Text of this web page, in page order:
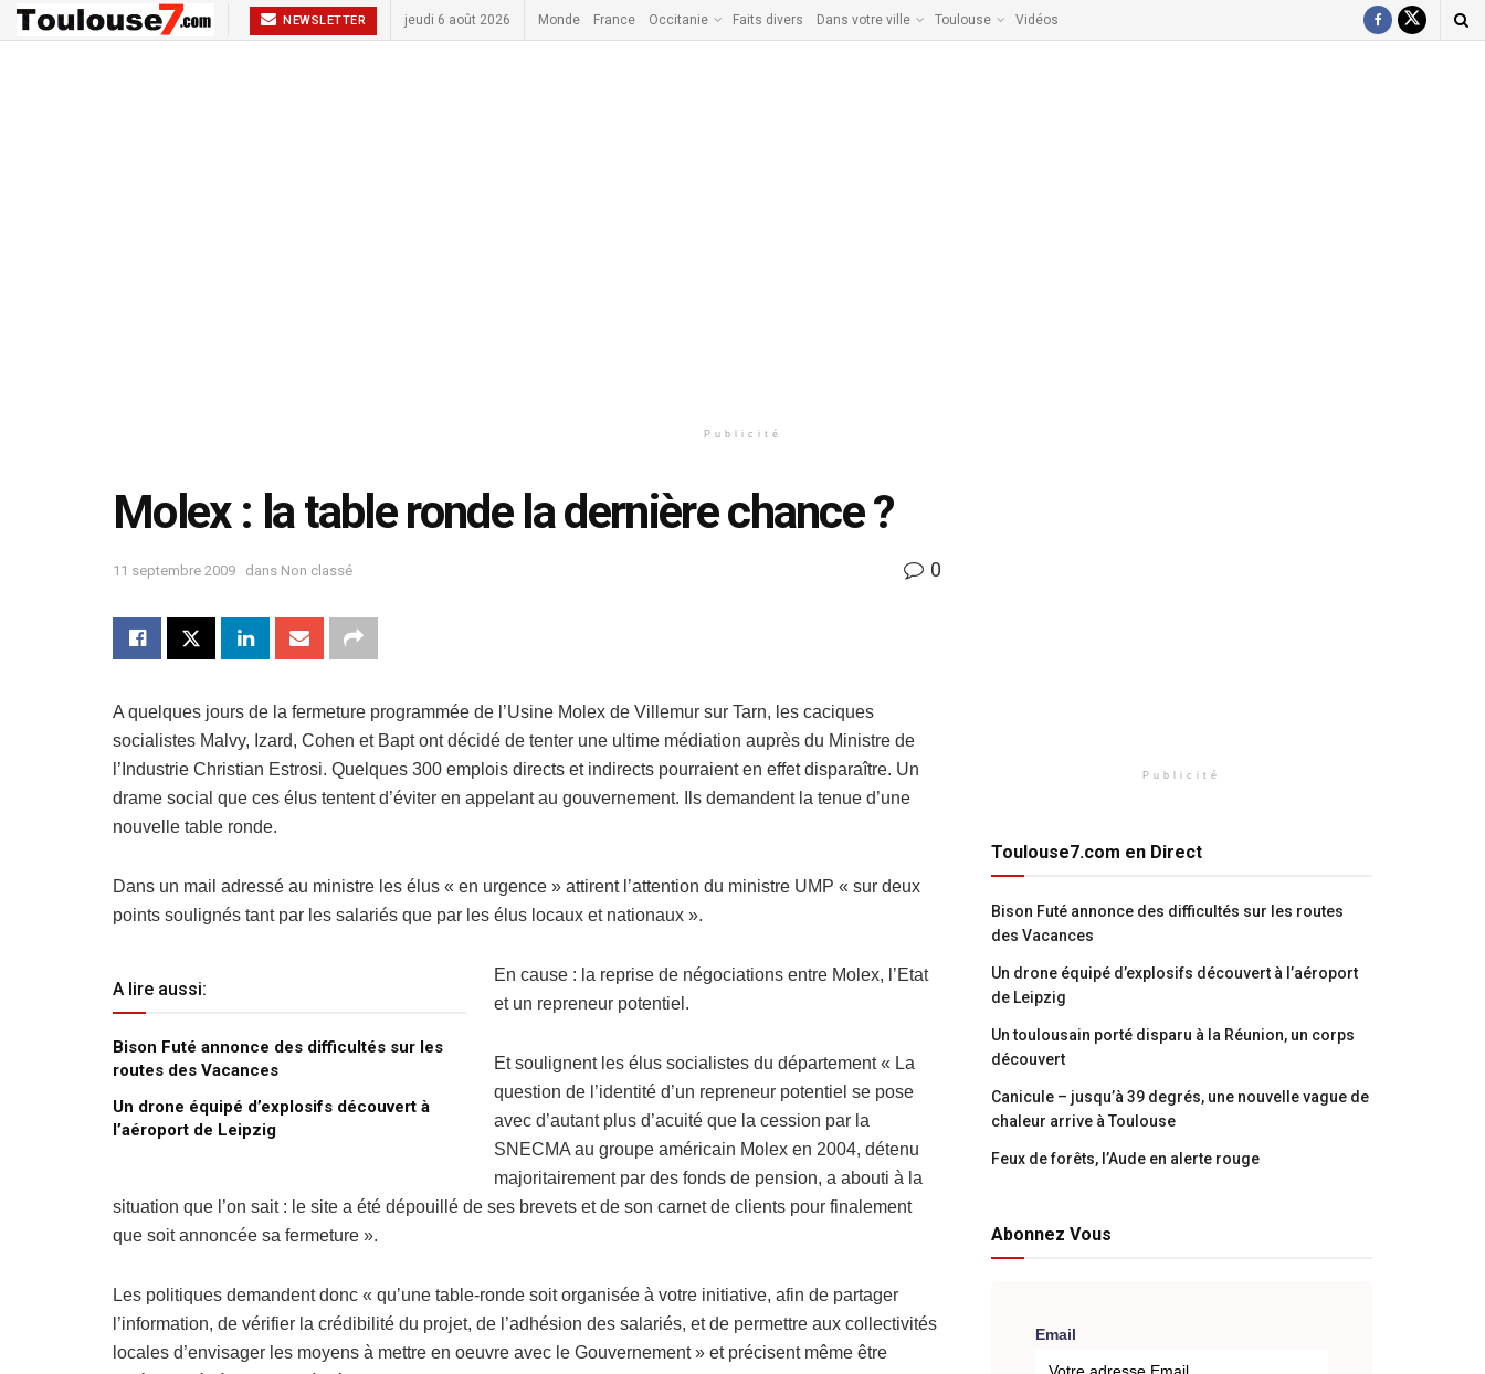
NEWSLETTER jeudi 6 août 2026 Monde France Occitanie Faits divers Dans votre ville Toulouse Vidéos
Publicité
Molex : la table ronde la dernière chance ?
11 septembre 2009 dans Non classé 0
A quelques jours de la fermeture programmée de l’Usine Molex de Villemur sur Tarn, les caciques
socialistes Malvy, Izard, Cohen et Bapt ont décidé de tenter une ultime médiation auprès du Ministre de
l’Industrie Christian Estrosi. Quelques 300 emplois directs et indirects pourraient en effet disparaître. Un
drame social que ces élus tentent d’éviter en appelant au gouvernement. Ils demandent la tenue d’une
nouvelle table ronde.
Dans un mail adressé au ministre les élus « en urgence » attirent l’attention du ministre UMP « sur deux
points soulignés tant par les salariés que par les élus locaux et nationaux ».
A lire aussi:
Bison Futé annonce des difficultés sur les
routes des Vacances
Un drone équipé d’explosifs découvert à
l’aéroport de Leipzig
En cause : la reprise de négociations entre Molex, l’Etat
et un repreneur potentiel.
Et soulignent les élus socialistes du département « La
question de l’identité d’un repreneur potentiel se pose
avec d’autant plus d’acuité que la cession par la
SNECMA au groupe américain Molex en 2004, détenu
majoritairement par des fonds de pension, a abouti à la
situation que l’on sait : le site a été dépouillé de ses brevets et de son carnet de clients pour finalement
que soit annoncée sa fermeture ».
Les politiques demandent donc « qu’une table-ronde soit organisée à votre initiative, afin de partager
l’information, de vérifier la crédibilité du projet, de l’adhésion des salariés, et de permettre aux collectivités
locales d’envisager les moyens à mettre en oeuvre avec le Gouvernement » et précisent même être
Publicité
Toulouse7.com en Direct
Bison Futé annonce des difficultés sur les routes
des Vacances
Un drone équipé d’explosifs découvert à l’aéroport
de Leipzig
Un toulousain porté disparu à la Réunion, un corps
découvert
Canicule – jusqu’à 39 degrés, une nouvelle vague de
chaleur arrive à Toulouse
Feux de forêts, l’Aude en alerte rouge
Abonnez Vous
Email